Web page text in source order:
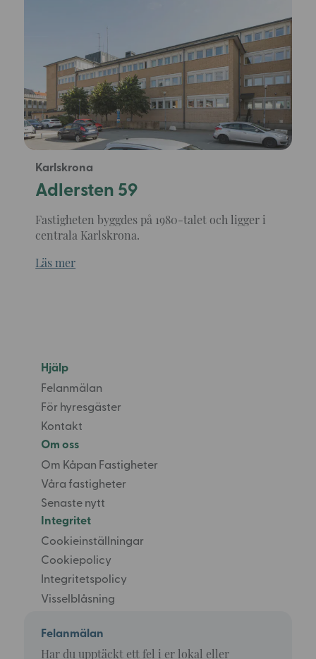
Karlskrona
Adlersten 59
Fastigheten byggdes på 1980-talet och ligger i
centrala Karlskrona.
Läs mer
Hjälp
Felanmälan
För hyresgäster
Kontakt
Om oss
Om Kåpan Fastigheter
Våra fastigheter
Senaste nytt
Integritet
Cookieinställningar
Cookiepolicy
Integritetspolicy
Visselblåsning
Felanmälan
Har du upptäckt ett fel i er lokal eller